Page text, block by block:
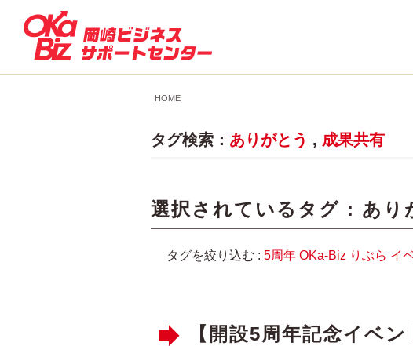
HOME
タグ検索： ありがとう , 成果共有
選択されているタグ : あり
タグを絞り込む : 5周年 OKa-Biz りぶら イ
【開設5周年記念イベ